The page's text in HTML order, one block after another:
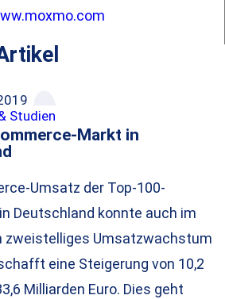
Studien
Markt in
Umsatz der Top-100-
Deutschland konnte auch im
zweistelliges Umsatzwachstum
eine Steigerung von 10,2
Milliarden Euro. Dies geht